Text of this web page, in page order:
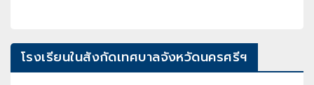
โรงเรียนในสังกัดเทศบาลจังหวัดนครศรีฯ